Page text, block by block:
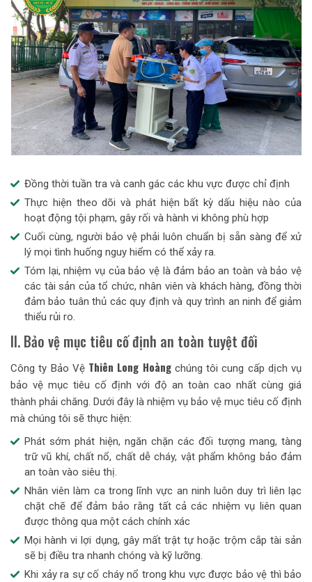
Đồng thời tuần tra và canh gác các khu vực được chỉ định
Thực hiện theo dõi và phát hiện bất kỳ dấu hiệu nào của
hoạt động tội phạm, gây rối và hành vi không phù hợp
Cuối cùng, người bảo vệ phải luôn chuẩn bị sẵn sàng để xử
lý mọi tình huống nguy hiểm có thể xảy ra.
Tóm lại, nhiệm vụ của bảo vệ là đảm bảo an toàn và bảo vệ
các tài sản của tổ chức, nhân viên và khách hàng, đồng thời
đảm bảo tuân thủ các quy định và quy trình an ninh để giảm
thiểu rủi ro.
II. Bảo vệ mục tiêu cố định an toàn tuyệt đối
Công ty Bảo Vệ Thiên Long Hoàngchúng tôi cung cấp dịch vụ
bảo vệ mục tiêu cố định với độ an toàn cao nhất cùng giá
thành phải chăng. Dưới đây là nhiệm vụ bảo vệ mục tiêu cố định
mà chúng tôi sẽ thực hiện:
Phát sớm phát hiện, ngăn chặn các đối tượng mang, tàng
trữ vũ khí, chất nổ, chất dễ cháy, vật phẩm không bảo đảm
an toàn vào siêu thị.
Nhân viên làm ca trong lĩnh vực an ninh luôn duy trì liên lạc
chặt chẽ để đảm bảo rằng tất cả các nhiệm vụ liên quan
được thông qua một cách chính xác
Mọi hành vi lợi dụng, gây mất trật tự hoặc trộm cắp tài sản
sẽ bị điều tra nhanh chóng và kỹ lưỡng.
Khi xảy ra sự cố cháy nổ trong khu vực được bảo vệ thì bảo